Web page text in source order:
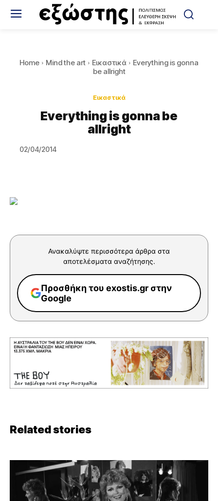
Home Mind the art Εικαστικά
Everything is gonna
be allright
Εικαστικά
Everything is gonna be
allright
02/04/2014
Ανακαλύψτε περισσότερα άρθρα στα
αποτελέσματα αναζήτησης.
Προσθήκη του exostis.gr στην
Google
Related stories